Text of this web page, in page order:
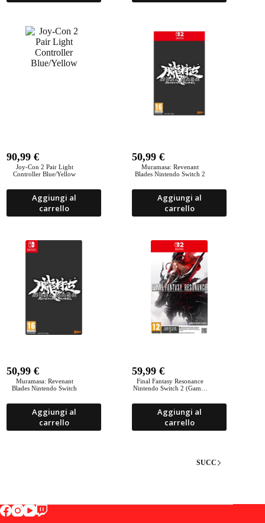
Joy-Con 2 Pair Light
Controller Blue/Yellow
90,99€
Aggiungi al
carrello
Muramasa: Revenant
Blades Nintendo Switch 2
50,99€
Aggiungi al
carrello
Muramasa: Revenant
Blades Nintendo Switch
50,99€
Aggiungi al
carrello
Final Fantasy Resonance
Nintendo Switch 2 (Game-
59,99€
Aggiungi al
carrello
SUCC